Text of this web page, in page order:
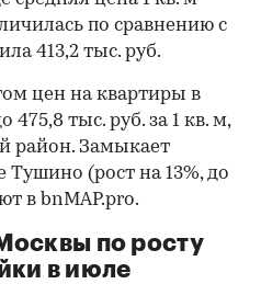
по сравнению с
413,2 тыс. руб.
цен на квартиры в
475,8 тыс. руб. за 1 кв. м,
район. Замыкает
(рост на 13%, до
в bnMAP.pro.
по росту
в июле